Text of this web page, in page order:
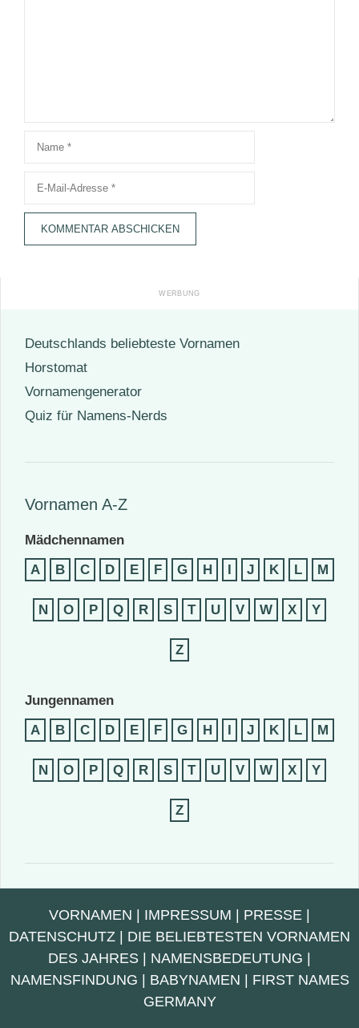
Name
Deutschlands beliebteste Vornamen
Horstomat
Vornamengenerator
Quiz für Namens-Nerds
Vornamen A-Z
Mädchennamen
A
B C D E F G H I J K L M
N O P Q R S T U V W X Y
Z
Jungennamen
A
B C D E F G H I J K L M
N O P Q R S T U V W X Y
Z
VORNAMEN | IMPRESSUM | PRESSE |
DATENSCHUTZ | DIE BELIEBTESTEN VORNAMEN
DES JAHRES | NAMENSBEDEUTUNG |
NAMENSFINDUNG | BABYNAMEN | FIRST NAMES
GERMANY